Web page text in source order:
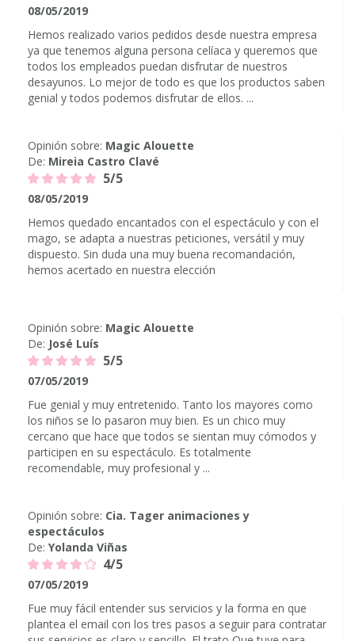
08/05/2019
Hemos realizado varios pedidos desde nuestra empresa
ya que tenemos alguna persona celíaca y queremos que
todos los empleados puedan disfrutar de nuestros
desayunos. Lo mejor de todo es que los productos saben
genial y todos podemos disfrutar de ellos. ...
Opinión sobre: Magic Alouette
De: Mireia Castro Clavé
5/5
08/05/2019
Hemos quedado encantados con el espectáculo y con el
mago, se adapta a nuestras peticiones, versátil y muy
dispuesto. Sin duda una muy buena recomandación,
hemos acertado en nuestra elección
Opinión sobre: Magic Alouette
De: José Luís
5/5
07/05/2019
Fue genial y muy entretenido. Tanto los mayores como
los niños se lo pasaron muy bien. Es un chico muy
cercano que hace que todos se sientan muy cómodos y
participen en su espectáculo. Es totalmente
recomendable, muy profesional y ...
Opinión sobre: Cia. Tager animaciones y
espectáculos
De: Yolanda Viñas
4/5
07/05/2019
Fue muy fácil entender sus servicios y la forma en que
plantea el email con los tres pasos a seguir para contratar